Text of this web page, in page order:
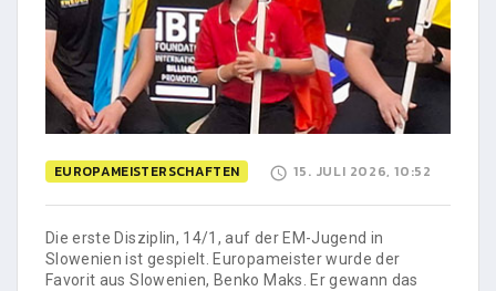
EUROPAMEISTERSCHAFTEN 15. JULI 2026, 10:52
Die erste Disziplin, 14/1, auf der EM-Jugend in
Slowenien ist gespielt. Europameister wurde der
Favorit aus Slowenien, Benko Maks. Er gewann das